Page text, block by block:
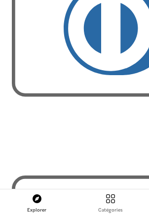
Explorer Catégories